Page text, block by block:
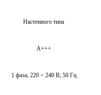
Настенного типа
A+++
1 фаза, 220 ~ 240 В, 50 Гц